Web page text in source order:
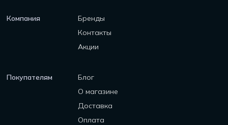
Компания
Бренды
Контакты
Акции
Покупателям
Блог
О магазине
Доставка
Оплата